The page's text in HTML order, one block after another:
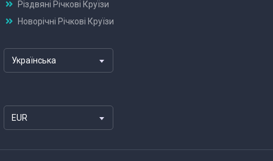
Різдвяні Річкові Круїзи
Новорічні Річкові Круїзи
Українська
EUR